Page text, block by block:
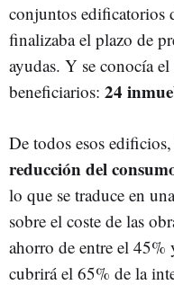
conjuntos edificatorios
finalizaba el plazo de
ayudas. Y se conocía
beneficiarios: 24
De todos esos
reducción del
lo que se traduce en
sobre el coste de las
ahorro de entre el
cubrirá el 65% de la